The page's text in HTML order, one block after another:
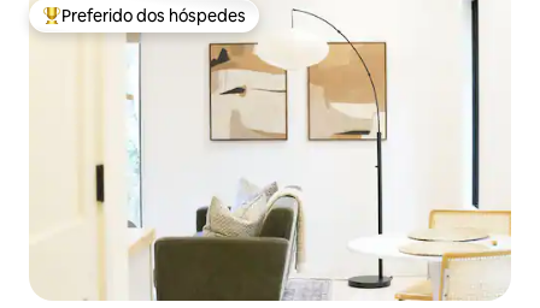
Entre os melhores preferidos dos hóspedes
Preferido dos hóspedes